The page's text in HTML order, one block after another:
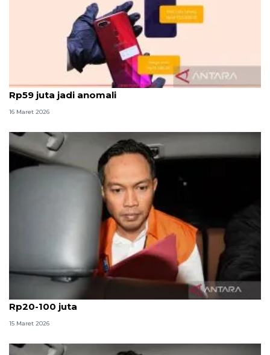
KPK akui 2 HP harga Rp73 ribu dan laku dilelang
Rp59 juta jadi anomali
16 Maret 2026
KPK: Usai memeras, Bupati Cilacap akan kasih THR
Rp20-100 juta
15 Maret 2026